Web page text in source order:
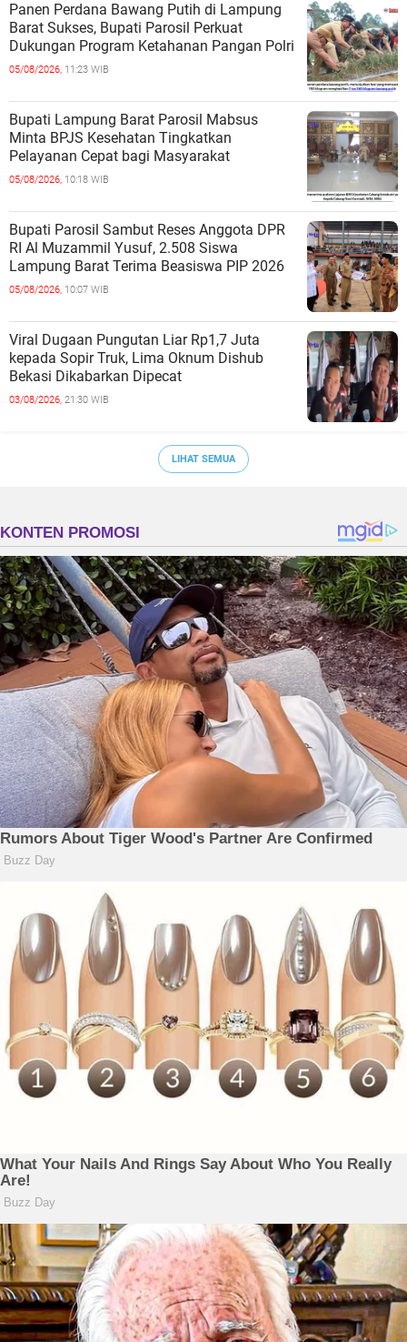
Panen Perdana Bawang Putih di Lampung
Barat Sukses, Bupati Parosil Perkuat
Dukungan Program Ketahanan Pangan Polri
05/08/2026, 11:23 WIB
Bupati Lampung Barat Parosil Mabsus
Minta BPJS Kesehatan Tingkatkan
Pelayanan Cepat bagi Masyarakat
05/08/2026, 10:18 WIB
Bupati Parosil Sambut Reses Anggota DPR
RI Al Muzammil Yusuf, 2.508 Siswa
Lampung Barat Terima Beasiswa PIP 2026
05/08/2026, 10:07 WIB
Viral Dugaan Pungutan Liar Rp1,7 Juta
kepada Sopir Truk, Lima Oknum Dishub
Bekasi Dikabarkan Dipecat
03/08/2026, 21:30 WIB
LIHAT SEMUA